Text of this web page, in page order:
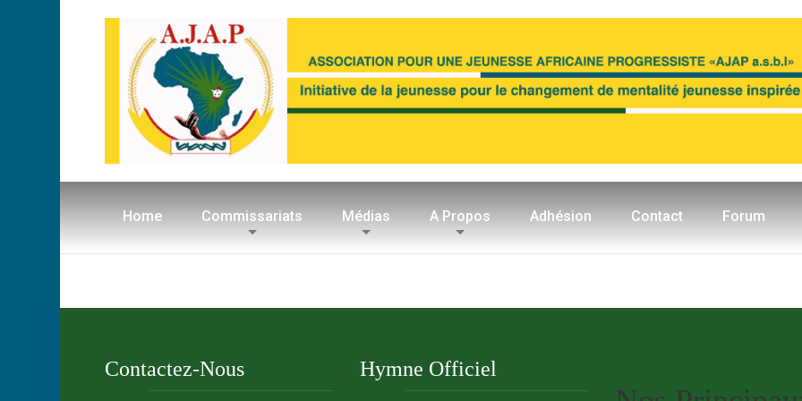
Home Commissariats Médias A Propos Adhésion Contact Forum
Contactez-Nous Hymne Officiel